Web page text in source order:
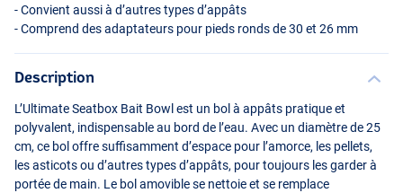
- Convient aussi à d’autres types d’appâts
- Comprend des adaptateurs pour pieds ronds de 30 et 26 mm
Description
L’Ultimate Seatbox Bait Bowl est un bol à appâts pratique et
polyvalent, indispensable au bord de l’eau. Avec un diamètre de 25
cm, ce bol offre suffisamment d’espace pour l’amorce, les pellets,
les asticots ou d’autres types d’appâts, pour toujours les garder à
portée de main. Le bol amovible se nettoie et se remplace